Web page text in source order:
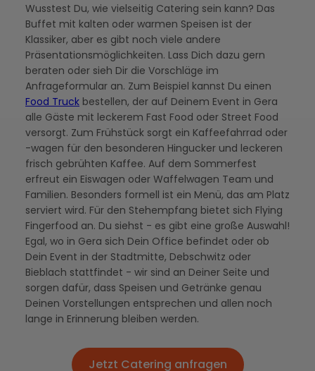
Wusstest Du, wie vielseitig Catering sein kann? Das
Buffet mit kalten oder warmen Speisen ist der
Klassiker, aber es gibt noch viele andere
Präsentationsmöglichkeiten. Lass Dich dazu gern
beraten oder sieh Dir die Vorschläge im
Anfrageformular an. Zum Beispiel kannst Du einen
Food Truck bestellen, der auf Deinem Event in Gera
alle Gäste mit leckerem Fast Food oder Street Food
versorgt. Zum Frühstück sorgt ein Kaffeefahrrad oder
-wagen für den besonderen Hingucker und leckeren
frisch gebrühten Kaffee. Auf dem Sommerfest
erfreut ein Eiswagen oder Waffelwagen Team und
Familien. Besonders formell ist ein Menü, das am Platz
serviert wird. Für den Stehempfang bietet sich Flying
Fingerfood an. Du siehst - es gibt eine große Auswahl!
Egal, wo in Gera sich Dein Office befindet oder ob
Dein Event in der Stadtmitte, Debschwitz oder
Bieblach stattfindet - wir sind an Deiner Seite und
sorgen dafür, dass Speisen und Getränke genau
Deinen Vorstellungen entsprechen und allen noch
lange in Erinnerung bleiben werden.
Jetzt Catering anfragen